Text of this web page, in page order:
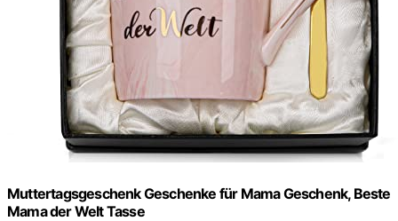
Muttertagsgeschenk Geschenke für Mama Geschenk, Beste
Mama der Welt Tasse